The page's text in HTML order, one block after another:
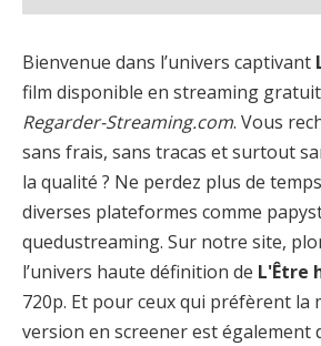
Bienvenue dans l’univers captivant
film disponible en streaming
Regarder-Streaming.com. Vous
sans frais, sans tracas et surtout
la qualité ? Ne perdez plus de
diverses plateformes comme
quedustreaming. Sur notre site,
l’univers haute définition de L'Être
720p. Et pour ceux qui préfèrent la
version en screener est également